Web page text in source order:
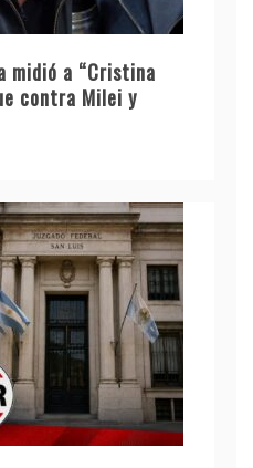
midió a “Cristina
contra Milei y